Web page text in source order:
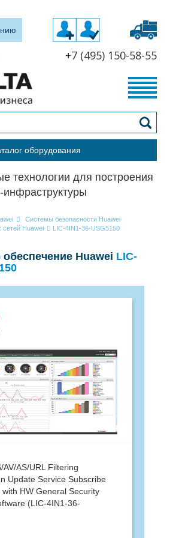
+7 (495) 150-58-55
оборудования
технологии для построения
Системы безопасности Huawei
сетей Huawei
LIC-4IN1-36-USG5150
Huawei LIC-
AV/AS/URL Filtering
Update Service Subscribe
HW General Security
(LIC-4IN1-36-